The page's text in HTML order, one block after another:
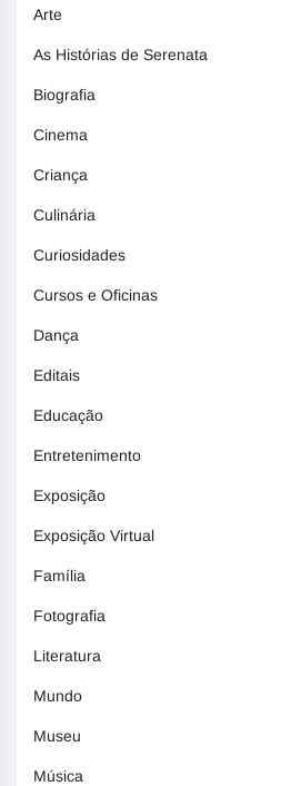
Arte
As Histórias de Serenata
Biografia
Cinema
Criança
Culinária
Curiosidades
Cursos e Oficinas
Dança
Editais
Educação
Entretenimento
Exposição
Exposição Virtual
Família
Fotografia
Literatura
Mundo
Museu
Música